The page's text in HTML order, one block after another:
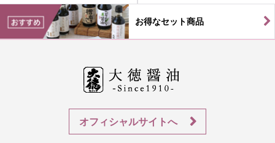
お得なセット商品
オフィシャルサイトへ